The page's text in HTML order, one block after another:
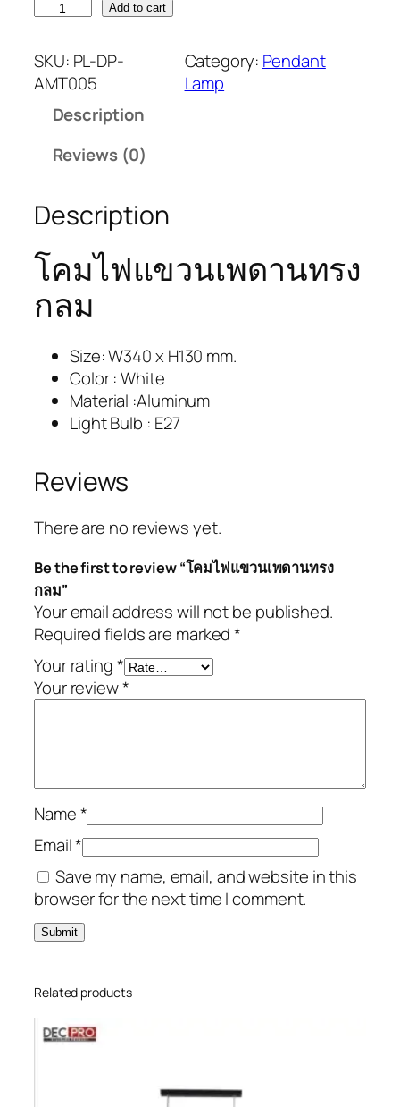
Add to cart
SKU: PL-DP-
AMT005
Category: Pendant
Lamp
Description
Reviews (0)
Description
โคมไฟแขวนเพดานทรง
กลม
Size: W340 x H130 mm.
Color : White
Material :Aluminum
Light Bulb : E27
Reviews
There are no reviews yet.
Be the first to review “โคมไฟแขวนเพดานทรง
กลม”
Your email address will not be published.
Required fields are marked*
Your rating*
Your review*
Name*
Email*
Save my name, email, and website in this
browser for the next time I comment.
Related products